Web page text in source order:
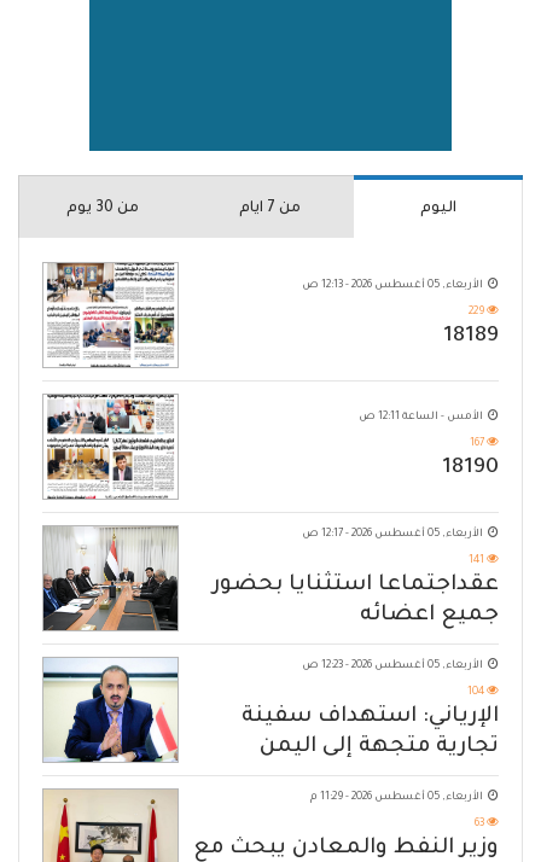
اليوم من 7 ايام من 30 يوم
الأربعاء, 05 أغسطس 2026 - 12:13 ص
229
18189
الأمس - الساعة 12:11 ص
167
18190
الأربعاء, 05 أغسطس 2026 - 12:17 ص
141
عقداجتماعا استثنايا بحضور
جميع اعضائه
الأربعاء, 05 أغسطس 2026 - 12:23 ص
104
الإرياني: استهداف سفينة
تجارية متجهة إلى اليمن
يكشف حصار الحوثي للشعب
الأربعاء, 05 أغسطس 2026 - 11:29 م
63
وزير النفط والمعادن يبحث مع